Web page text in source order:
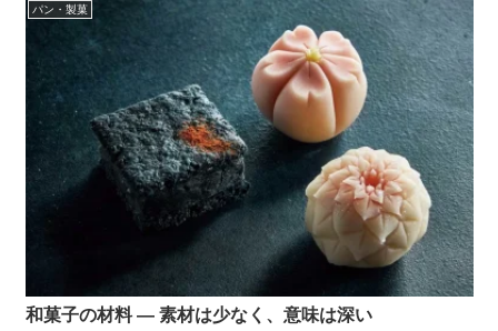
パン・製菓
和菓子の材料 ― 素材は少なく、意味は深い